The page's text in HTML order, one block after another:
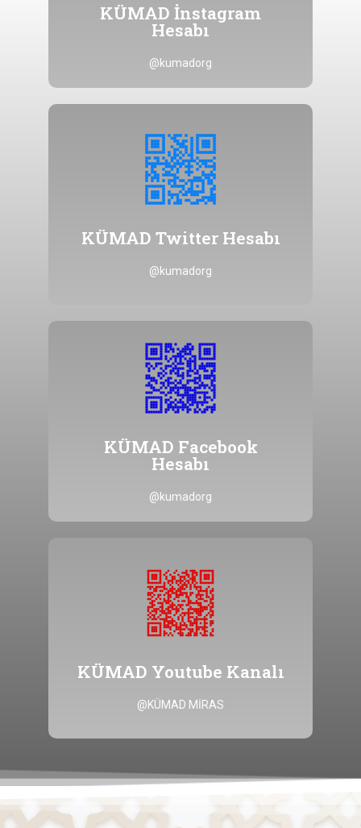
KÜMAD İnstagram
Hesabı
@kumadorg
KÜMAD İnstagram
Hesabı
KÜMAD Twitter Hesabı
@kumadorg
KÜMAD Twitter Hesabı
Tıklayınız
KÜMAD Facebook
Hesabı
@kumadorg
KÜMAD Facebook
Hesabı
Tıklayınız
KÜMAD Youtube Kanalı
@KÜMAD MİRAS
KÜMAD Youtube Kanalı
Tıklayınız